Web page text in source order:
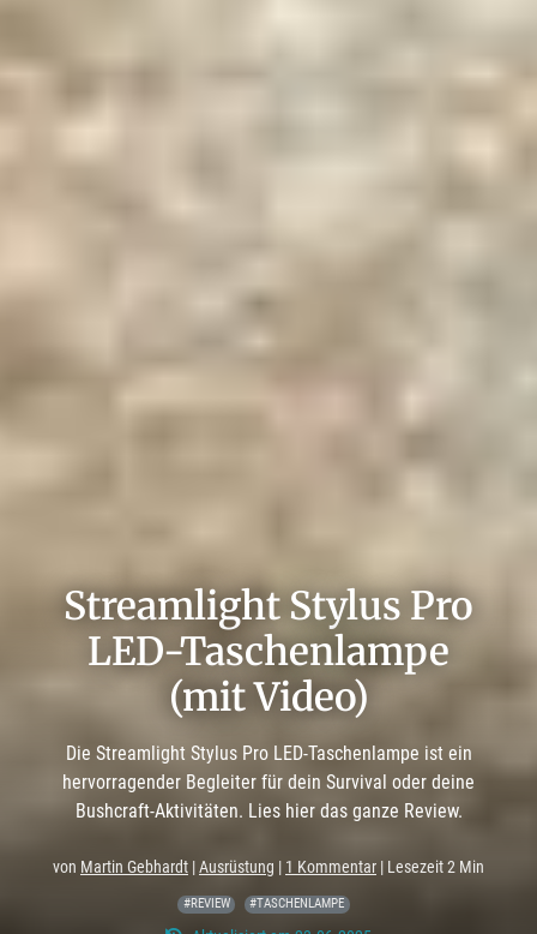
Streamlight Stylus Pro
LED-Taschenlampe
(mit Video)
Die Streamlight Stylus Pro LED-Taschenlampe ist ein
hervorragender Begleiter für dein Survival oder deine
Bushcraft-Aktivitäten. Lies hier das ganze Review.
von Martin Gebhardt |Ausrüstung | 1 Kommentar | Lesezeit 2 Min
#REVIEW #TASCHENLAMPE